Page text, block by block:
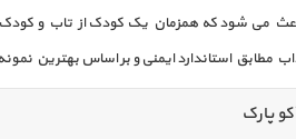
می شود که همزمان یک کودک از تاب و کودک
مطابق استاندارد ایمنی و بر اساس بهترین
پارک